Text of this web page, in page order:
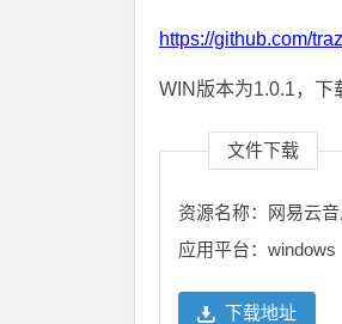
https://github.com/
WIN版本为1.0.1，下
文件下载
资源名称：网易云
应用平台：windows
下载地址